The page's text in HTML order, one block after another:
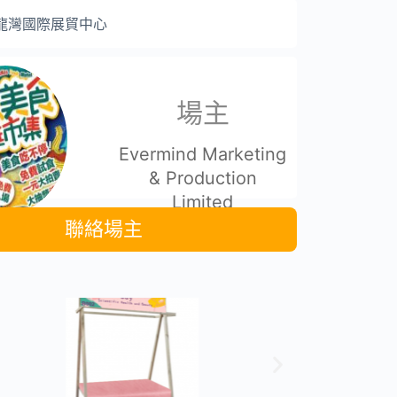
灣國際展貿中心
場主
Evermind Marketing
& Production
Limited
聯絡場主